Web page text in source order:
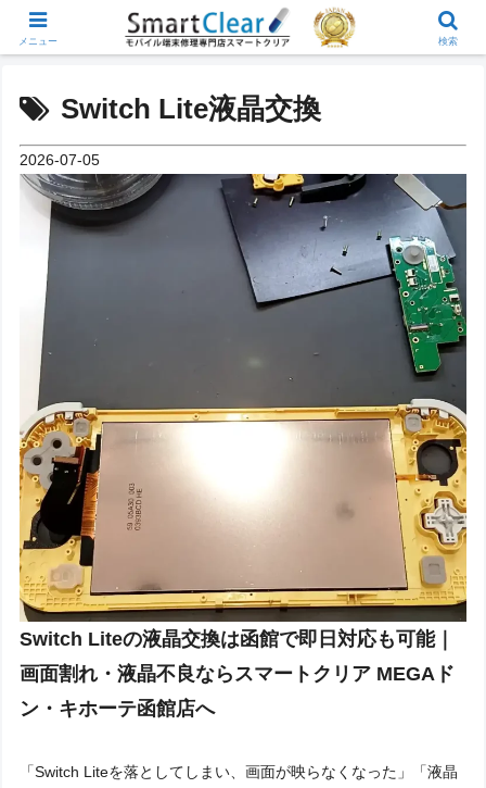
Switch Lite液晶交換
2026-07-05
Switch Liteの液晶交換は函館で即日対応も可能｜
画面割れ・液晶不良ならスマートクリア MEGAド
ン・キホーテ函館店へ
「Switch Liteを落としてしまい、画面が映らなくなった」「液晶
メニュー 検索